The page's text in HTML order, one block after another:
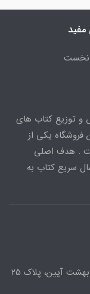
و توزیع کتاب های
یکی از
. هدف اصلی
سریع کتاب به
آیین، پلاک 25